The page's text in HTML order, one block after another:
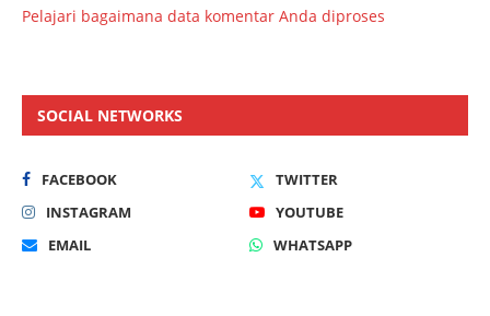
Pelajari bagaimana data komentar Anda diproses
SOCIAL NETWORKS
FACEBOOK
TWITTER
INSTAGRAM
YOUTUBE
EMAIL
WHATSAPP